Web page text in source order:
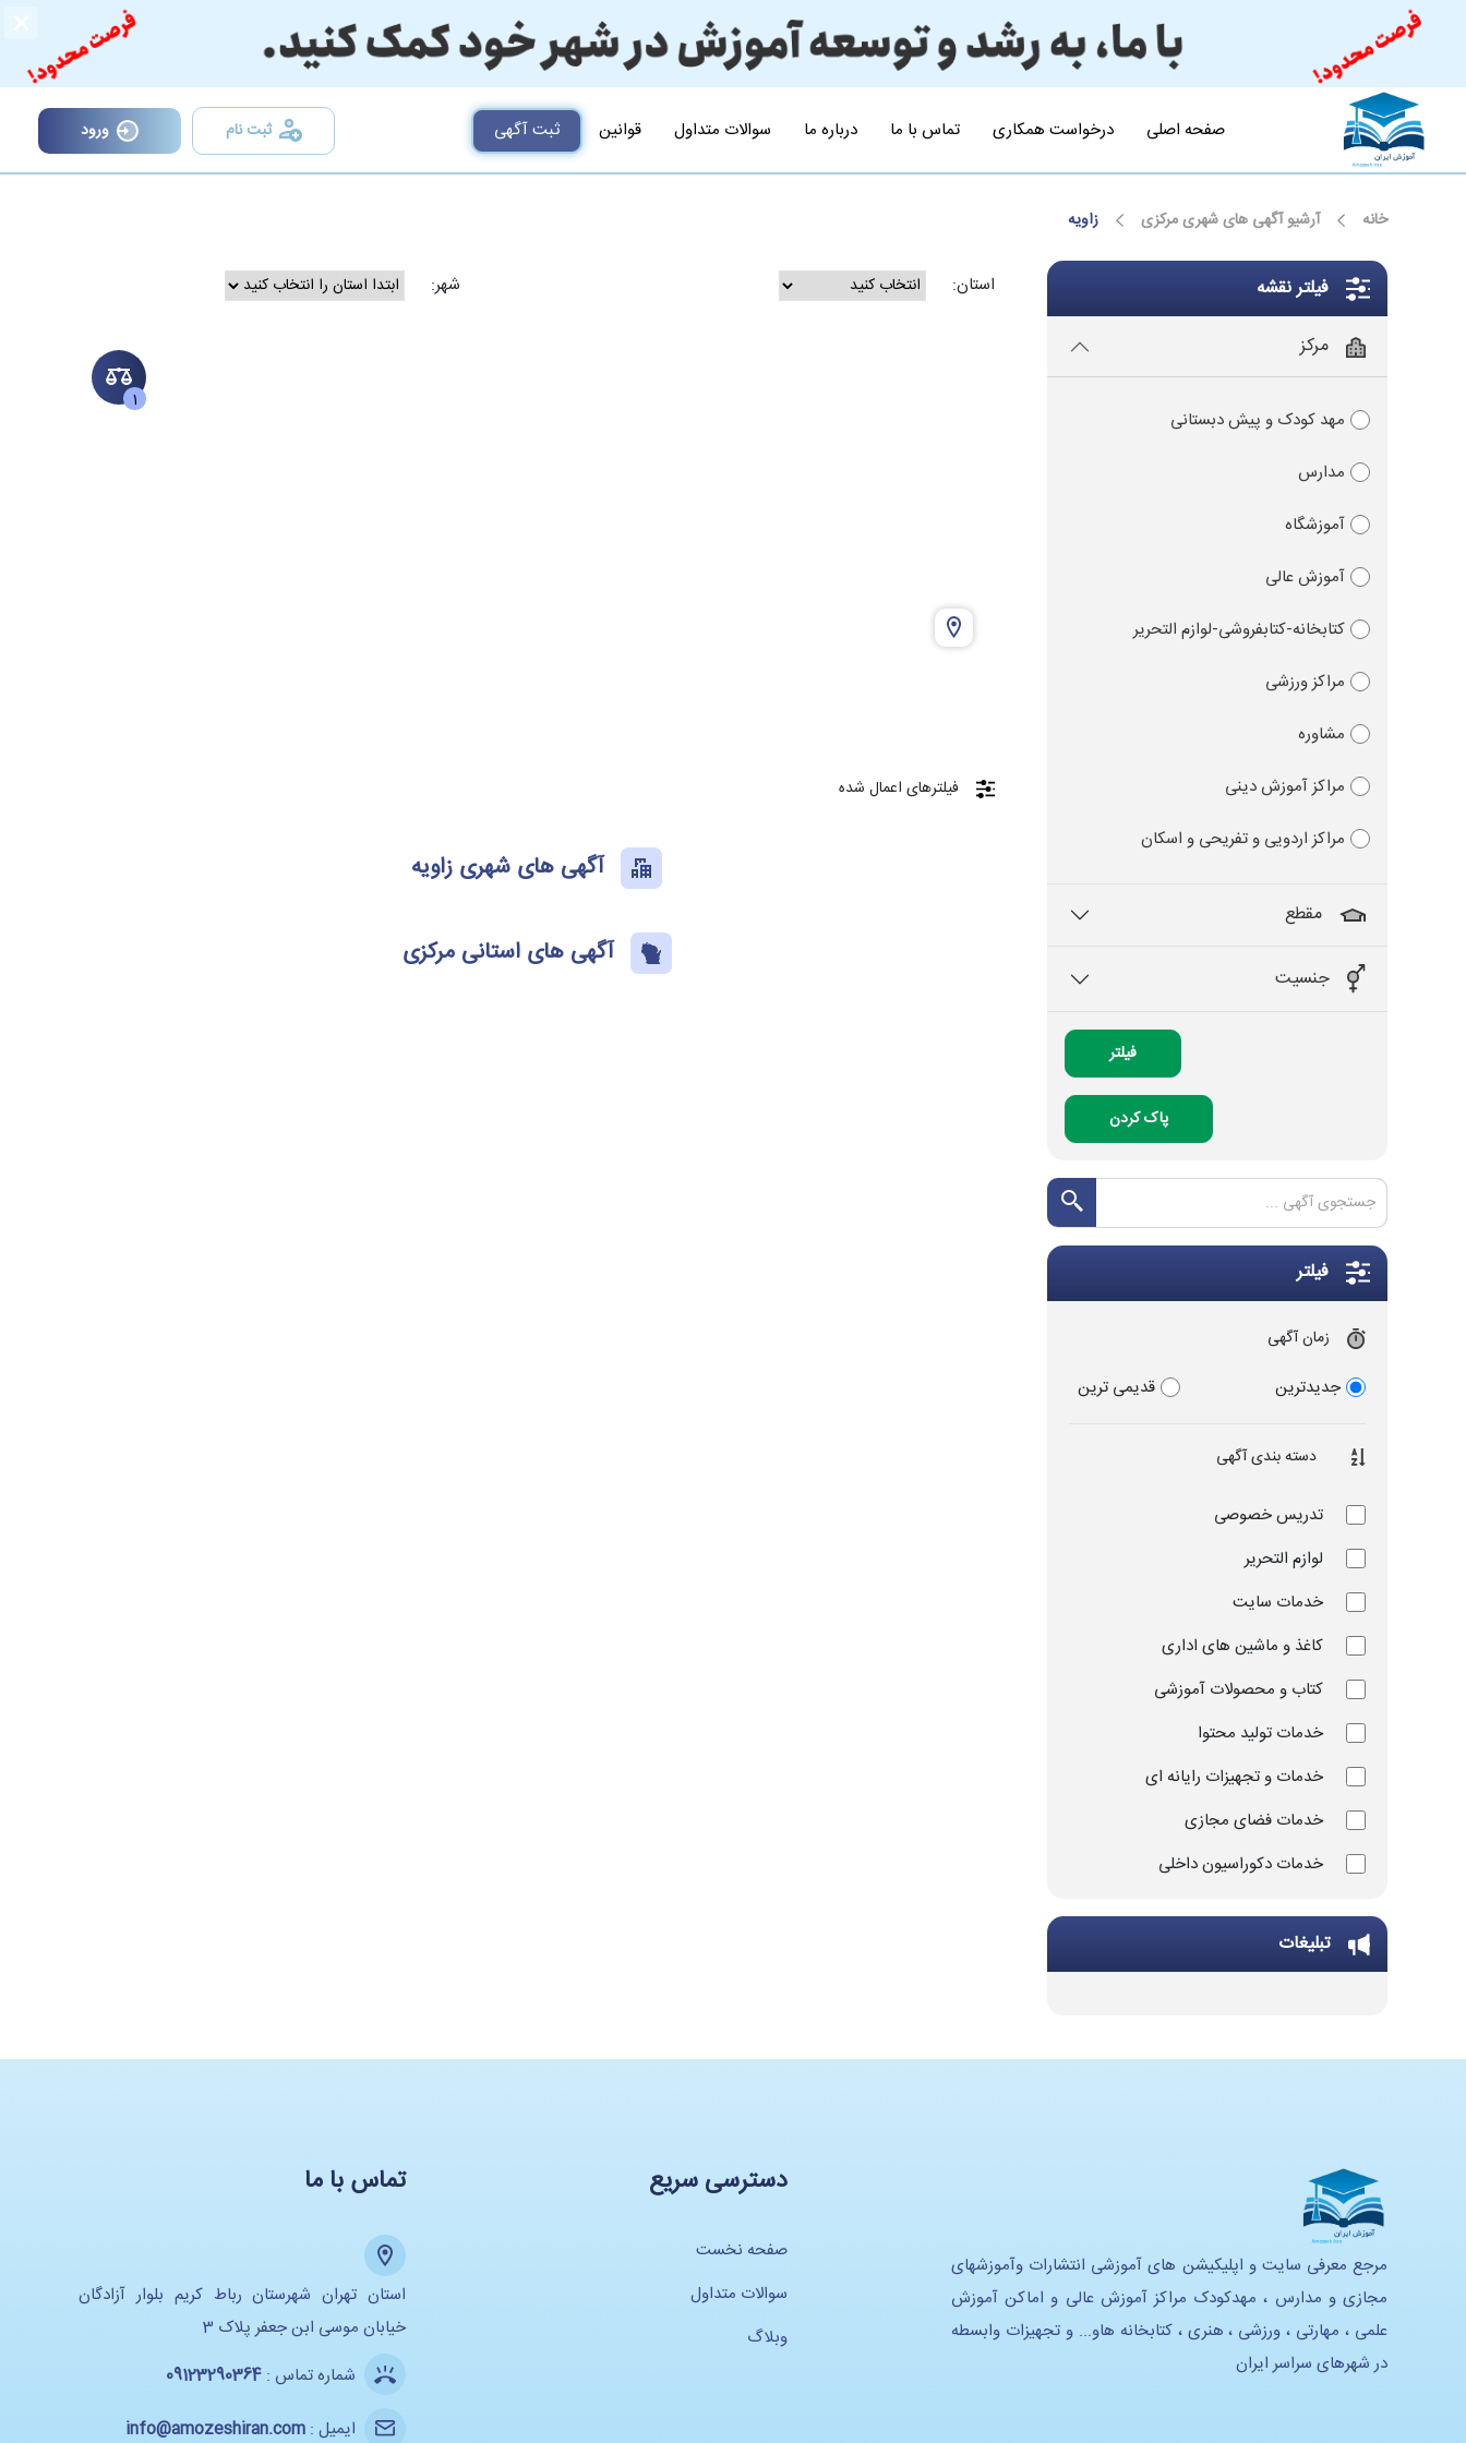
×
صفحه اصلی درخواست همکاری تماس با ما درباره ما سوالات متداول قوانین ثبت آگهی ثبت نام ورود
خانه آرشیو آگهی های شهری مرکزی زاویه
فیلتر نقشه
مرکز
مهد کودک و پیش دبستانی
مدارس
آموزشگاه
آموزش عالی
کتابخانه-کتابفروشی-لوازم التحریر
مراکز ورزشی
مشاوره
مراکز آموزش دینی
مراکز اردویی و تفریحی و اسکان
مقطع
جنسیت
فیلتر
پاک کردن
فیلتر
زمان آگهی
جدیدترین قدیمی ترین
دسته بندی آگهی
تدریس خصوصی
لوازم التحریر
خدمات سایت
کاغذ و ماشین های اداری
کتاب و محصولات آموزشی
خدمات تولید محتوا
خدمات و تجهیزات رایانه ای
خدمات فضای مجازی
خدمات دکوراسیون داخلی
تجهیزات و ملزومات ورزشی
تجهیزات استدیویی
تحهیزات لابراتوار زبان
تجهیزات آموزشی و سرگرمی
تجهیزات خانه بازی و سرگرمی
تجهیزات هوشمند سازی
تبلیغات
استان: شهر:
1
فیلترهای اعمال شده
آگهی های شهری زاویه
آگهی های استانی مرکزی
مرجع معرفی سایت و اپلیکیشن های آموزشی انتشارات وآموزشهای
مجازی و مدارس ، مهدکودک مراکز آموزش عالی و اماکن آموزش
علمی ، مهارتی ، ورزشی ، هنری ، کتابخانه هاو... و تجهیزات وابسطه
در شهرهای سراسر ایران
دسترسی سریع
صفحه نخست
سوالات متداول
وبلاگ
تماس با ما
استان تهران شهرستان رباط کریم بلوار آزادگان
خیابان موسی ابن جعفر پلاک 3
شماره تماس : 09123290364
ایمیل : info@amozeshiran.com